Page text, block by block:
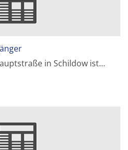
in Schildow ist…